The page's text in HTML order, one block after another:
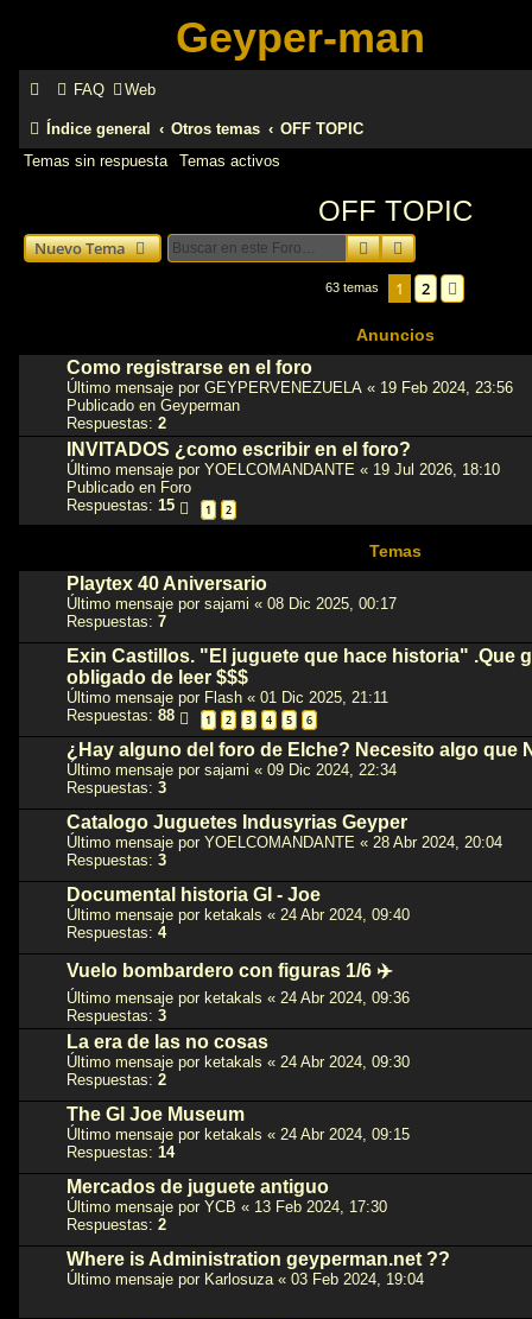
Geyper-man
FAQ Web
Índice general Otros temas
OFF TOPIC
Temas sin respuesta
Temas activos
OFF TOPIC
Nuevo Tema BuscarBúsqueda
63 temas 1 2
Anuncios
Como registrarse en el foro
Último mensaje por GEYPERVENEZUELA « 19 Feb 2024, 23:56
Publicado en Geyperman
Respuestas: 2
INVITADOS ¿como escribir en el foro?
Último mensaje por YOELCOMANDANTE « 19 Jul 2026, 18:10
Publicado en Foro
Respuestas: 15 1 2
Temas
Playtex 40 Aniversario
Último mensaje por sajami « 08 Dic 2025, 00:17
Respuestas: 7
Exin Castillos. "El juguete que hace historia" .Que
obligado de leer $$$
Último mensaje por Flash « 01 Dic 2025, 21:11
Respuestas: 88 1 2 3 4 5 6
¿Hay alguno del foro de Elche? Necesito algo que
Último mensaje por sajami « 09 Dic 2024, 22:34
Respuestas: 3
Catalogo Juguetes Indusyrias Geyper
Último mensaje por YOELCOMANDANTE « 28 Abr 2024, 20:04
Respuestas: 3
Documental historia GI - Joe
Último mensaje por ketakals « 24 Abr 2024, 09:40
Respuestas: 4
Vuelo bombardero con figuras 1/6 ✈️
Último mensaje por ketakals « 24 Abr 2024, 09:36
Respuestas: 3
La era de las no cosas
Último mensaje por ketakals « 24 Abr 2024, 09:30
Respuestas: 2
The GI Joe Museum
Último mensaje por ketakals « 24 Abr 2024, 09:15
Respuestas: 14
Mercados de juguete antiguo
Último mensaje por YCB « 13 Feb 2024, 17:30
Respuestas: 2
Where is Administration geyperman.net ??
Último mensaje por Karlosuza « 03 Feb 2024, 19:04